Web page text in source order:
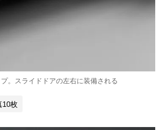
。スライドドアの左右に装備される
10枚